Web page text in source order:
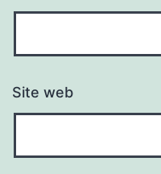
Site web